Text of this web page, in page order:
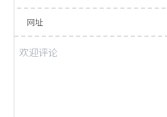
网址